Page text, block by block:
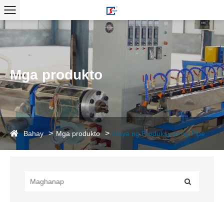
Mga produkto
Bahay Mga produkto Linya ng Produksyon ng Pipe